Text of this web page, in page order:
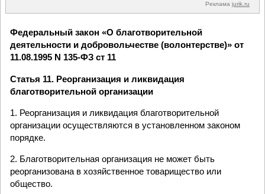
Реклама jurik.ru
Федеральный закон «О благотворительной
деятельности и добровольчестве (волонтерстве)» от
11.08.1995 N 135-ФЗ ст 11
Статья 11. Реорганизация и ликвидация
благотворительной организации
1. Реорганизация и ликвидация благотворительной
организации осуществляются в установленном законом
порядке.
2. Благотворительная организация не может быть
реорганизована в хозяйственное товарищество или
общество.